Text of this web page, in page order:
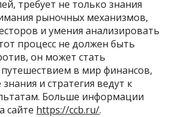
требует не только знания
рыночных механизмов,
и умения анализировать
процесс не должен быть
он может стать
в мир финансов,
и стратегия ведут к
Больше информации
сайте https://ccb.ru/.